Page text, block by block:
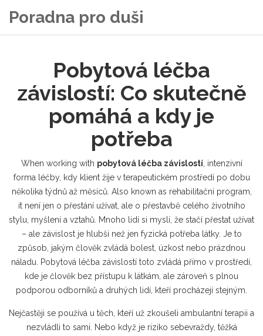
Poradna pro duši
Pobytová léčba
závislostí: Co skutečně
pomáhá a kdy je
potřeba
When working with pobytová léčba závislostí, intenzivní
forma léčby, kdy klient žije v terapeutickém prostředí po dobu
několika týdnů až měsíců. Also known as rehabilitační program
it není jen o přestání užívat, ale o přestavbě celého životního
stylu, myšlení a vztahů Mnoho lidí si myslí, že stačí přestat užívat
– ale závislost je hlubší než jen fyzická potřeba látky. Je to
způsob, jakým člověk zvládá bolest, úzkost nebo prázdnou
náladu. Pobytová léčba závislostí toto zvládá přímo v prostředí,
kde je člověk bez přístupu k látkám, ale zároveň s plnou
podporou odborníků a druhých lidí, kteří procházejí stejným.
Nejčastěji se používá u těch, kteří už zkoušeli ambulantní terapii a
nezvládli to sami. Nebo když je riziko sebevraždy, těžká